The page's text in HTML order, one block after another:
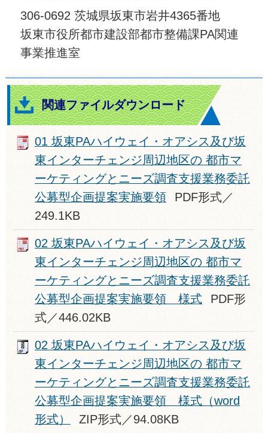
306-0692 茨城県坂東市岩井4365番地
坂東市役所都市建設部都市整備課PA関連
事業推進室
関連ファイルダウンロード
01 坂東PAハイウェイ・オアシス及び坂
東インターチェンジ周辺地区の 都市マ
ーケティングとニーズ調査支援業務委託
公募型企画提案実施要領
PDF形式／
249.1KB
02 坂東PAハイウェイ・オアシス及び坂
東インターチェンジ周辺地区の 都市マ
ーケティングとニーズ調査支援業務委託
公募型企画提案実施要領 様式
PDF形
式／446.02KB
02 坂東PAハイウェイ・オアシス及び坂
東インターチェンジ周辺地区の 都市マ
ーケティングとニーズ調査支援業務委託
公募型企画提案実施要領 様式（word
形式）
ZIP形式／94.08KB